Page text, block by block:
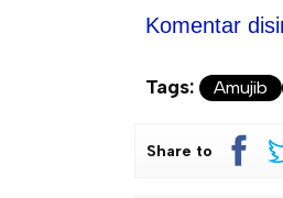
Komentar
Tags: Amujib
Share to